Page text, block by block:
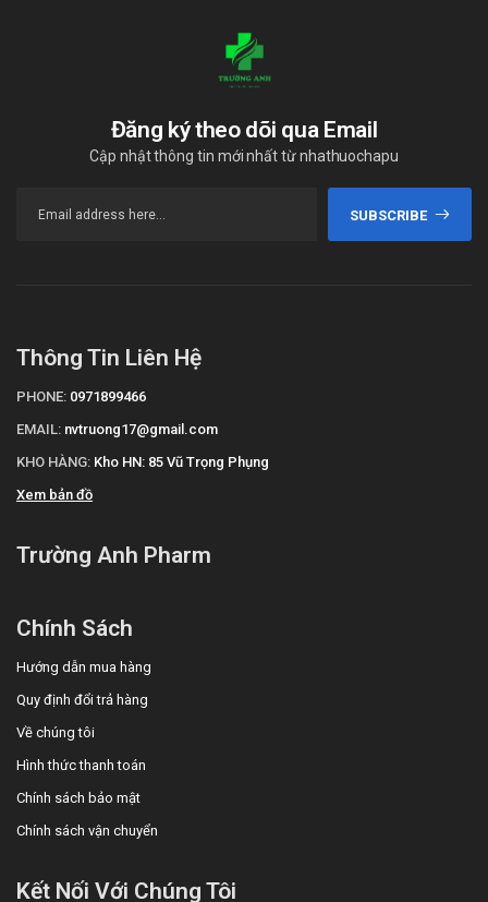
Đăng ký theo dõi qua Email
Cập nhật thông tin mới nhất từ nhathuochapu
SUBSCRIBE
Thông Tin Liên Hệ
PHONE: 0971899466
EMAIL: nvtruong17@gmail.com
KHO HÀNG: Kho HN: 85 Vũ Trọng Phụng
Xem bản đồ
Trường Anh Pharm
Chính Sách
Hướng dẫn mua hàng
Quy định đổi trả hàng
Về chúng tôi
Hình thức thanh toán
Chính sách bảo mật
Chính sách vận chuyển
Kết Nối Với Chúng Tôi